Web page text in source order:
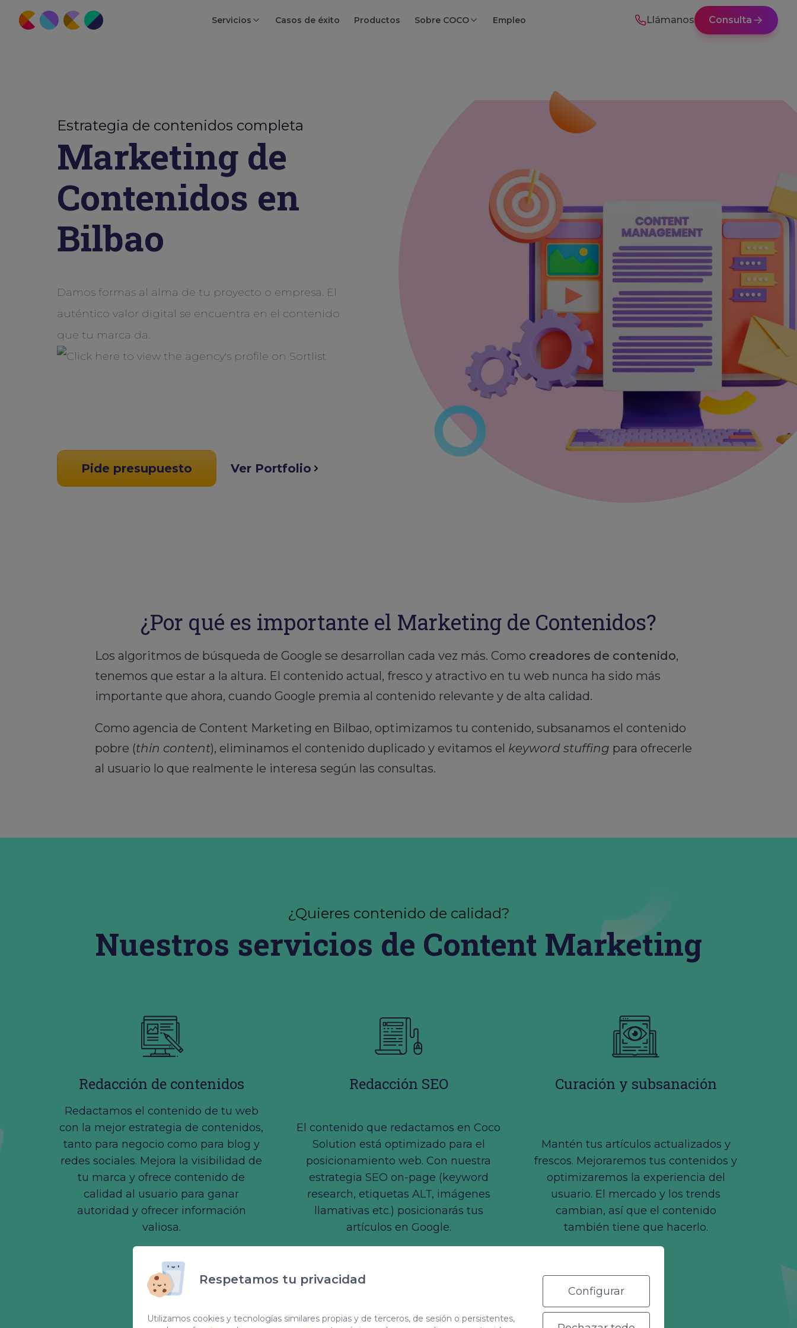
Respetamos tu privacidad
Utilizamos cookies y tecnologías similares propias y de terceros, de sesión o persistentes,
Configurar
Servicios Casos de éxito Productos Sobre COCO Empleo Llámanos Consulta
Estrategia de contenidos completa
Marketing de
Contenidos en
Bilbao
Damos formas al alma de tu proyecto o empresa. El
auténtico valor digital se encuentra en el contenido
que tu marca da.
Pide presupuesto Ver Portfolio
¿Por qué es importante el Marketing de Contenidos?
Los algoritmos de búsqueda de Google se desarrollan cada vez más. Como creadores de contenido,
tenemos que estar a la altura. El contenido actual, fresco y atractivo en tu web nunca ha sido más
importante que ahora, cuando Google premia al contenido relevante y de alta calidad.
Como agencia de Content Marketing en Bilbao, optimizamos tu contenido, subsanamos el contenido
pobre (thin content), eliminamos el contenido duplicado y evitamos el keyword stuffing para ofrecerle
al usuario lo que realmente le interesa según las consultas.
¿Quieres contenido de calidad?
Nuestros servicios de Content Marketing
Redacción de contenidos
Redactamos el contenido de tu web
con la mejor estrategia de contenidos,
tanto para negocio como para blog y
redes sociales. Mejora la visibilidad de
tu marca y ofrece contenido de
calidad al usuario para ganar
autoridad y ofrecer información
valiosa.
Redacción SEO
El contenido que redactamos en Coco
Solution está optimizado para el
posicionamiento web. Con nuestra
estrategia SEO on-page (keyword
research, etiquetas ALT, imágenes
llamativas etc.) posicionarás tus
artículos en Google.
Curación y subsanación
Mantén tus artículos actualizados y
frescos. Mejoraremos tus contenidos y
optimizaremos la experiencia del
usuario. El mercado y los trends
cambian, así que el contenido
también tiene que hacerlo.